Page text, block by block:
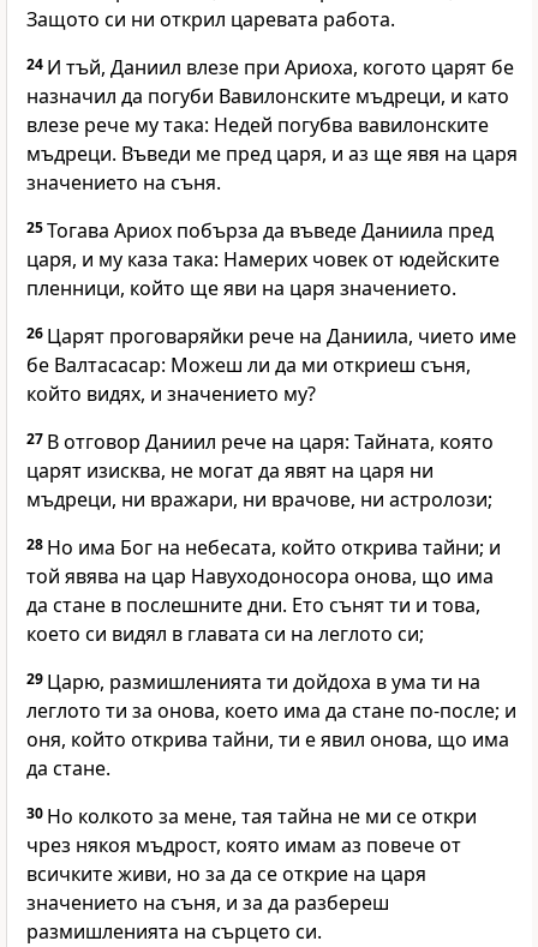
Защото си ни открил царевата работа.
24 И тъй, Даниил влезе при Ариоха, когото царят бе
назначил да погуби Вавилонските мъдреци, и като
влезе рече му така: Недей погубва вавилонските
мъдреци. Въведи ме пред царя, и аз ще явя на царя
значението на съня.
25Тогава Ариох побърза да въведе Даниила пред
царя, и му каза така: Намерих човек от юдейските
пленници, който ще яви на царя значението.
26 Царят проговаряйки рече на Даниила, чието име
бе Валтасасар: Можеш ли да ми откриеш съня,
който видях, и значението му?
27 В отговор Даниил рече на царя: Тайната, която
царят изисква, не могат да явят на царя ни
мъдреци, ни вражари, ни врачове, ни астролози;
28 Но има Бог на небесата, който открива тайни; и
той явява на цар Навуходоносора онова, що има
да стане в послешните дни. Ето сънят ти и това,
което си видял в главата си на леглото си;
29 Царю, размишленията ти дойдоха в ума ти на
леглото ти за онова, което има да стане по-после; и
оня, който открива тайни, ти е явил онова, що има
да стане.
30 Но колкото за мене, тая тайна не ми се откри
чрез някоя мъдрост, която имам аз повече от
всичките живи, но за да се открие на царя
значението на съня, и за да разбереш
размишленията на сърцето си.